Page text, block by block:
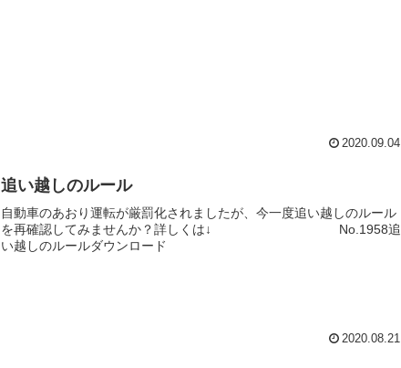
2020.09.04
追い越しのルール
自動車のあおり運転が厳罰化されましたが、今一度追い越しのルール
を再確認してみませんか？詳しくは↓ No.1958追
い越しのルールダウンロード
2020.08.21